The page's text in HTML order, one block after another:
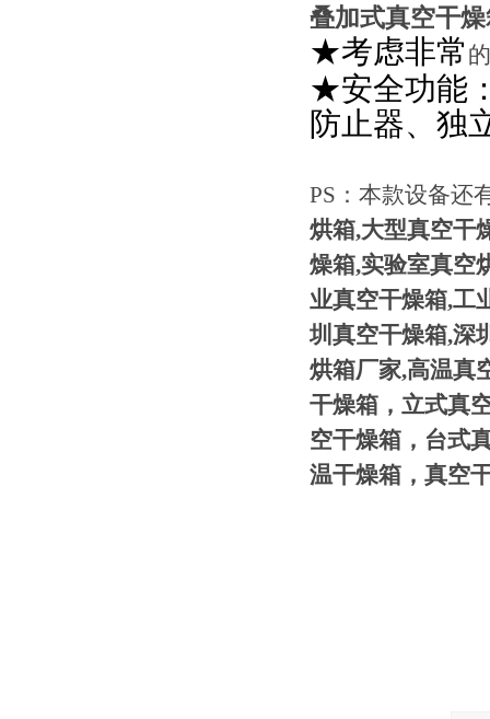
叠加式真空干
★考虑非常
★安全功能
防止器、独
PS：本款设备还
烘箱,大型真空干
燥箱,实验室真空
业真空干燥箱,工
圳真空干燥箱,深
烘箱厂家,高温真
干燥箱，立式真
空干燥箱，台式
温干燥箱，真空